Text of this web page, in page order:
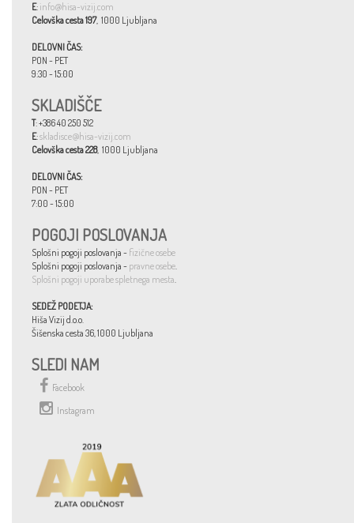
E: info@hisa-vizij.com
Celovška cesta 197, 1000 Ljubljana
DELOVNI ČAS:
PON - PET
9:30 - 15:00
SKLADIŠČE
T: +386 40 250 512
E:skladisce@hisa-vizij.com
Celovška cesta 228, 1000 Ljubljana
DELOVNI ČAS:
PON - PET
7:00 - 15:00
POGOJI POSLOVANJA
Splošni pogoji poslovanja - fizične osebe
Splošni pogoji poslovanja - pravne osebe.
Splošni pogoji uporabe spletnega mesta.
SEDEŽ PODETJA:
Hiša Vizij d.o.o.
Šišenska cesta 36, 1000 Ljubljana
SLEDI NAM
Facebook
Instagram